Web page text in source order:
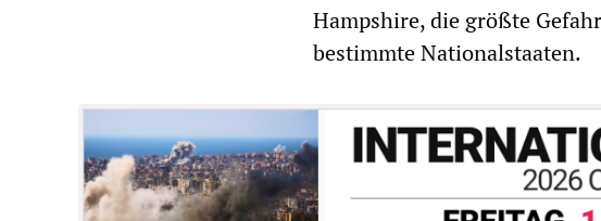
Hampshire, die größte
bestimmte Nationalstaaten.